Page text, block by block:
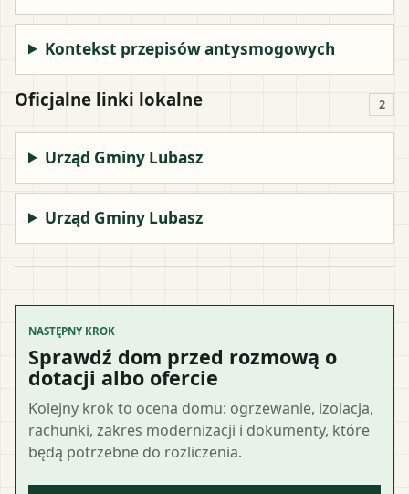
Kontekst przepisów antysmogowych
Oficjalne linki lokalne 2
Urząd Gminy Lubasz
Urząd Gminy Lubasz
NASTĘPNY KROK
Sprawdź dom przed rozmową o
dotacji albo ofercie
Kolejny krok to ocena domu: ogrzewanie, izolacja,
rachunki, zakres modernizacji i dokumenty, które
będą potrzebne do rozliczenia.